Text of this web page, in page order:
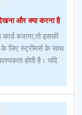
रखने
–
सीधी
रणनीतियाँ
और क्या करना है
बजाना,तो इसकी
लिए स्ट्रीमर्स के साथ
होती है। यदि